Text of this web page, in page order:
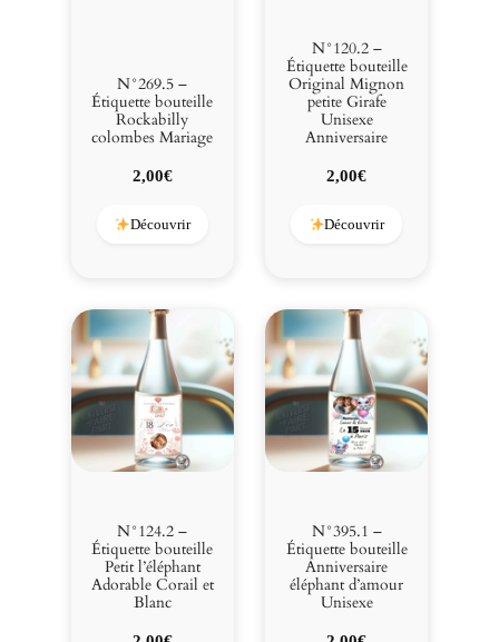
N°269.5 –
Étiquette bouteille
Rockabilly
colombes Mariage
2,00€
Découvrir
N°120.2 –
Étiquette bouteille
Original Mignon
petite Girafe
Unisexe
Anniversaire
2,00€
Découvrir
N°124.2 –
Étiquette bouteille
Petit l’éléphant
Adorable Corail et
Blanc
N°395.1 –
Étiquette bouteille
Anniversaire
éléphant d’amour
Unisexe